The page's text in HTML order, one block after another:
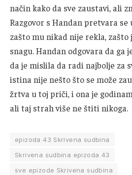
način kako da sve zaustavi, ali
Razgovor s Handan pretvara se
zašto mu nikad nije rekla,
snagu. Handan odgovara da ga
da je mislila da radi najbolje za
istina nije nešto što se može
žrtva u toj priči, i ona je
ali taj strah više ne štiti nikoga.
epizoda 43 Skrivena sudbina
Skrivena sudbina epizoda 43
sve epizode Skrivena sudbina